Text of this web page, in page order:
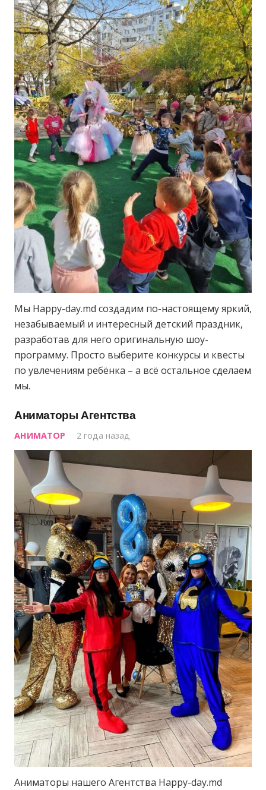
Мы Happy-day.md создадим по-настоящему яркий,
незабываемый и интересный детский праздник,
разработав для него оригинальную шоу-
программу. Просто выберите конкурсы и квесты
по увлечениям ребёнка – а всё остальное сделаем
мы.
Аниматоры Агентства
АНИМАТОР 2 года назад
Аниматоры нашего Агентства Happy-day.md